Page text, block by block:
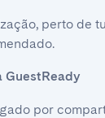
perto de
GuestReady
por